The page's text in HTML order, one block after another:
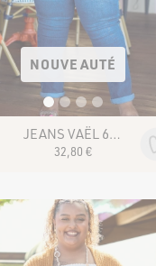
NOUVEAUTÉ
JEANS VAËL 601-3
32 80 €